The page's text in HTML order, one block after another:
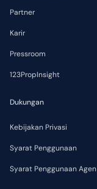
Partner
Karir
Pressroom
123PropInsight
Dukungan
Kebijakan Privasi
Syarat Penggunaan
Syarat Penggunaan Agen